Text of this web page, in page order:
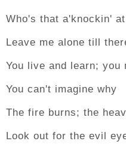
Who's that a'knockin'
Leave me alone till
You live and learn; you
You can't imagine why
The fire burns; the
Look out for the evil